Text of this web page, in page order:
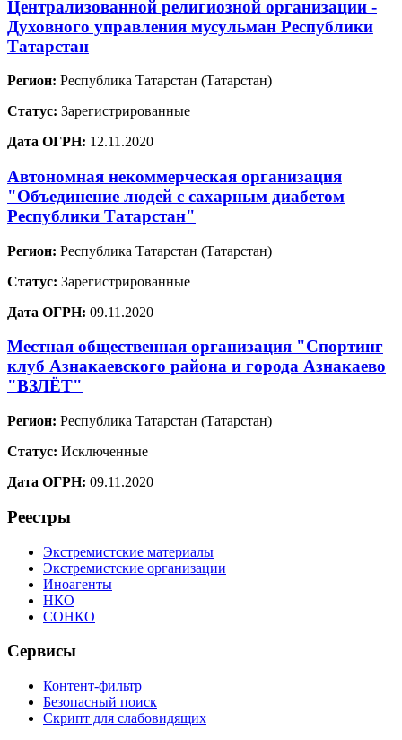
Централизованной религиозной организации -
Духовного управления мусульман Республики
Татарстан
Регион: Республика Татарстан (Татарстан)
Статус: Зарегистрированные
Дата ОГРН: 12.11.2020
Автономная некоммерческая организация
"Объединение людей с сахарным диабетом
Республики Татарстан"
Регион: Республика Татарстан (Татарстан)
Статус: Зарегистрированные
Дата ОГРН: 09.11.2020
Местная общественная организация "Спортинг
клуб Азнакаевского района и города Азнакаево
"ВЗЛЁТ"
Регион: Республика Татарстан (Татарстан)
Статус: Исключенные
Дата ОГРН: 09.11.2020
Реестры
Экстремистские материалы
Экстремистские организации
Иноагенты
НКО
СОНКО
Сервисы
Контент-фильтр
Безопасный поиск
Скрипт для слабовидящих